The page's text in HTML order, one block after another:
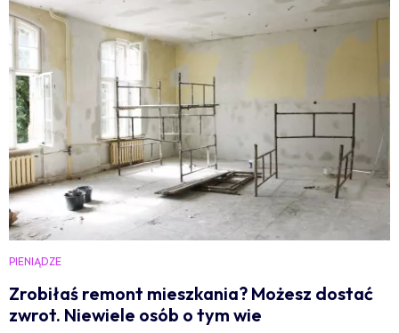
PIENIĄDZE
Zrobiłaś remont mieszkania? Możesz dostać
zwrot. Niewiele osób o tym wie